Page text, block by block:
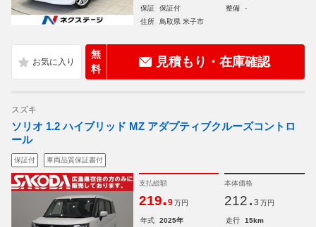
保証
保証付 整備
-
住所
鳥取県 米子市
無
料
見積もり・在庫確認
スズキ
ソリオ 1.2 ハイブリッド MZ アダプティブクルーズコントロ
ール
保証付 車両品質保証書付
支払総額
219.9 万円
本体価格
212. 3 万円
年式 2025年 走行
15km